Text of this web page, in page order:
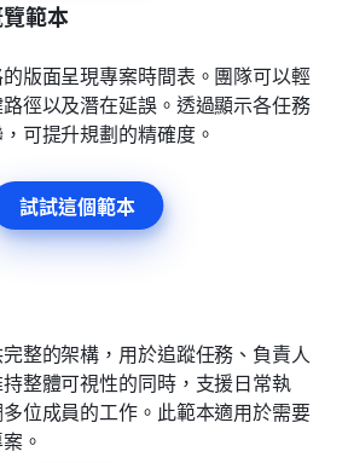
範本
版面呈現專案時間表。團隊可以輕
徑以及潛在延誤。透過顯示各任務
可提升規劃的精確度。
試試這個範本
整的架構，用於追蹤任務、負責人
整體可視性的同時，支援日常執
位成員的工作。此範本適用於需要
。